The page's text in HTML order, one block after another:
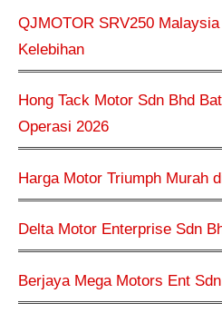
QJMOTOR SRV250
Kelebihan
Hong Tack Motor Sdn Bhd
Operasi 2026
Harga Motor Triumph Murah
Delta Motor Enterprise Sdn
Berjaya Mega Motors Ent